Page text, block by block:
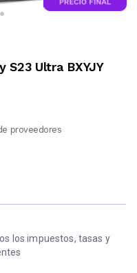
S23 Ultra BXYJY
proveedores
los impuestos, tasas y